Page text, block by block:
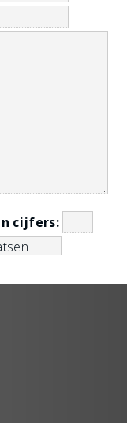
cijfers: